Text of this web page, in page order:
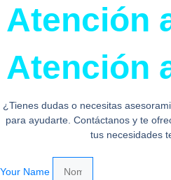
Atención
Atención
¿Tienes dudas o necesitas
para ayudarte. Contáctanos y te
tus necesidades
Your Name